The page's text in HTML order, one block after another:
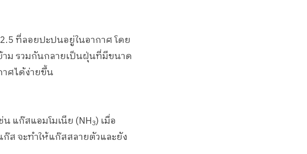
ที่ลอยปะปนอยู่ในอากาศ โดย
ม รวมกันกลายเป็นฝุ่นที่มีขนาด
ศได้ง่ายขึ้น
น แก๊สแอมโมเนีย (NH3) เมื่อ
ส จะทำให้แก๊สสลายตัวและยัง